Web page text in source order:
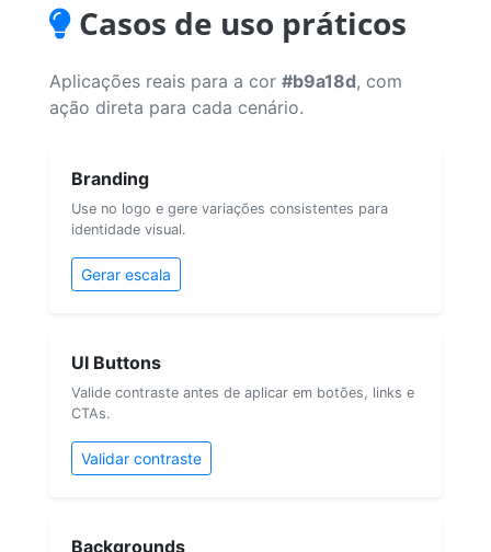
Casos de uso práticos
Aplicações reais para a cor #b9a18d, com
ação direta para cada cenário.
Branding
Use no logo e gere variações consistentes para
identidade visual.
Gerar escala
UI Buttons
Valide contraste antes de aplicar em botões, links e
CTAs.
Validar contraste
Backgrounds